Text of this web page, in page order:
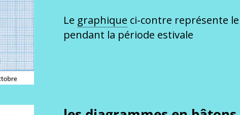
Le graphique ci-contre représente le
pendant la période estivale